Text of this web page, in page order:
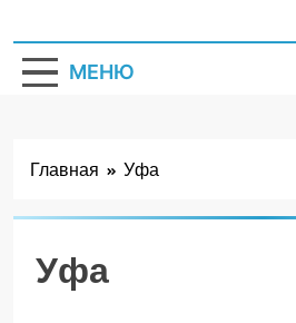
МЕНЮ
Главная Уфа
Уфа